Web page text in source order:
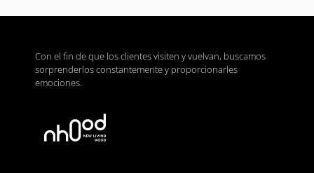
Con el fin de que los clientes visiten y vuelvan, buscamos
sorprenderlos constantemente y proporcionarles
emociones.